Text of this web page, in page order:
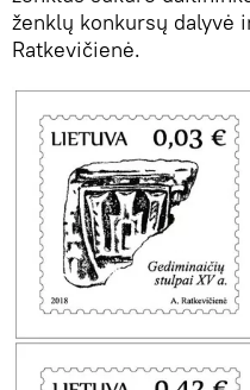
ženklų konkursų dalyvė
Ratkevičienė.